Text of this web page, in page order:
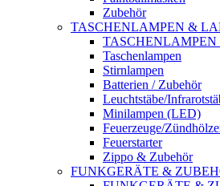
Zubehör
TASCHENLAMPEN &
TASCHENLAMPEN
Taschenlampen
Stirnlampen
Batterien / Zubehör
Leuchtstäbe/
Minilampen (LED)
Feuerzeuge/
Feuerstarter
Zippo & Zubehör
FUNKGERÄTE &